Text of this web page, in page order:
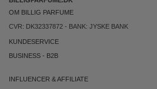
OM BILLIG PARFUME
CVR: DK32337872 - BANK: JYSKE BANK
KUNDESERVICE
BUSINESS - B2B
INFLUENCER & AFFILIATE